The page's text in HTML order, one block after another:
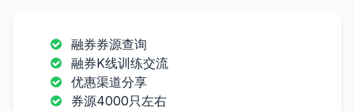
融券券源查询
融券K线训练交流
优惠渠道分享
券源4000只左右